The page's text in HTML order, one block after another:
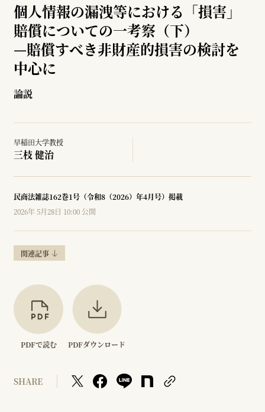
個人情報の漏洩等における「損害」
賠償についての一考察（下）
—賠償すべき非財産的損害の検討を
中心に
論説
早稲田大学教授
三枝 健治
民商法雑誌162巻1号（令和8（2026）年4月号）掲載
2026年 5月28日 10:00 公開
関連記事
PDFで読む PDFダウンロード
SHARE